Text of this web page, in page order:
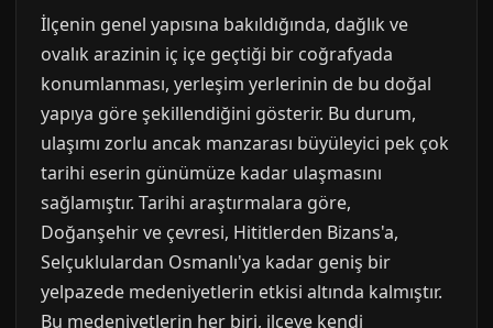
İlçenin genel yapısına bakıldığında, dağlık ve
ovalık arazinin iç içe geçtiği bir coğrafyada
konumlanması, yerleşim yerlerinin de bu doğal
yapıya göre şekillendiğini gösterir. Bu durum,
ulaşımı zorlu ancak manzarası büyüleyici pek çok
tarihi eserin günümüze kadar ulaşmasını
sağlamıştır. Tarihi araştırmalara göre,
Doğanşehir ve çevresi, Hititlerden Bizans'a,
Selçuklulardan Osmanlı'ya kadar geniş bir
yelpazede medeniyetlerin etkisi altında kalmıştır.
Bu medeniyetlerin her biri, ilçeye kendi